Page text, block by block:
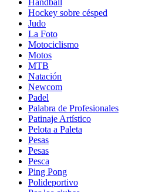
Hockey sobre césped
Judo
La Foto
Motociclismo
Motos
MTB
Natación
Newcom
Padel
Palabra de Profesionales
Patinaje Artístico
Pelota a Paleta
Pesas
Pesas
Pesca
Ping Pong
Polideportivo